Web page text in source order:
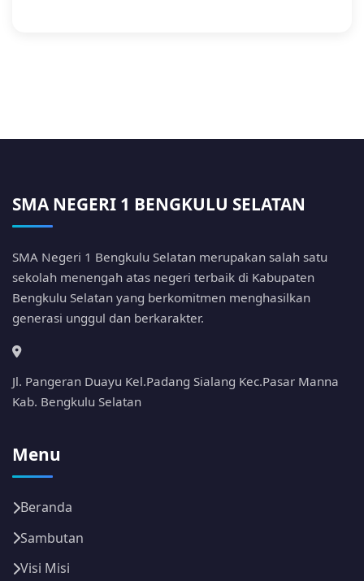
SMA NEGERI 1 BENGKULU SELATAN
SMA Negeri 1 Bengkulu Selatan merupakan salah satu
sekolah menengah atas negeri terbaik di Kabupaten
Bengkulu Selatan yang berkomitmen menghasilkan
generasi unggul dan berkarakter.
Jl. Pangeran Duayu Kel.Padang Sialang Kec.Pasar Manna
Kab. Bengkulu Selatan
Menu
Beranda
Sambutan
Visi Misi